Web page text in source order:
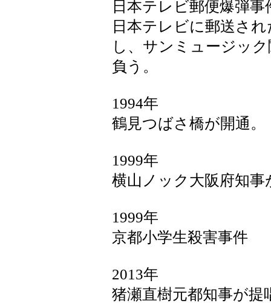
日本テレビ郵便爆弾事
日本テレビに郵送さ
し、サンミュージッ
負う。
1994年
鶴見つばさ橋が開通。
1999年
横山ノック大阪府知事
1999年
京都小学生殺害事件
2013年
猪瀬直樹元都知事が提